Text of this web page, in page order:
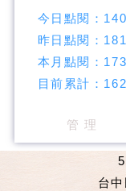
今日點閱： 140
昨日點閱： 181
本月點閱：
目前累計：
管 理
台